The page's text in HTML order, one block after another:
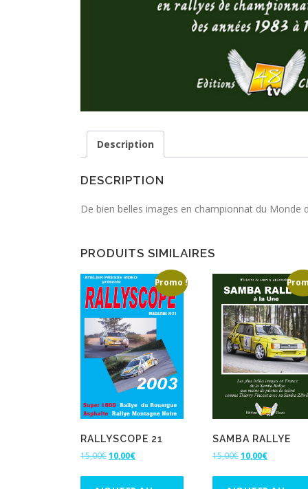
Description
DESCRIPTION
De bien belles images en championnat du Monde
PRODUITS SIMILAIRES
Promo !
RALLYSCOPE 21
15,00€L
10,00€L
SAMBA RALLYE
15,00€L
10,00€L